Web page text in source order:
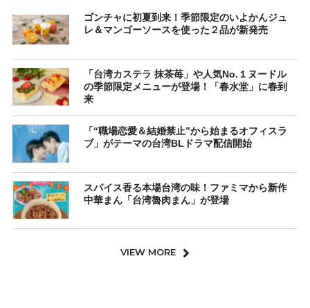
ゴンチャに初夏到来！季節限定のいよかんジュ
レ＆マンゴーソースを使った２品が新発売
「台湾カステラ 抹茶苺」や人気No.１ヌードル
の季節限定メニューが登場！「春水堂」に春到
来
「“職場恋愛＆結婚禁止”から始まるオフィスラ
ブ」がテーマの台湾BLドラマ配信開始
スパイス香る本場台湾の味！ファミマから新作
中華まん「台湾魯肉まん」が登場
VIEW MORE